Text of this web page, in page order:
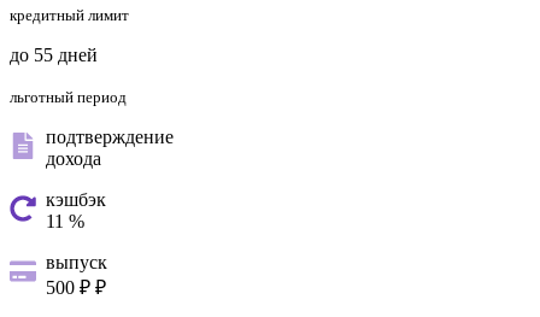
кредитный лимит
до 55 дней
льготный период
подтверждение
дохода
кэшбэк
11 %
выпуск
500 ₽ ₽